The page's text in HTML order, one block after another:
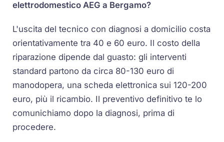
elettrodomestico AEG a Bergamo?
L'uscita del tecnico con diagnosi a domicilio costa
orientativamente tra 40 e 60 euro. Il costo della
riparazione dipende dal guasto: gli interventi
standard partono da circa 80-130 euro di
manodopera, una scheda elettronica sui 120-200
euro, più il ricambio. Il preventivo definitivo te lo
comunichiamo dopo la diagnosi, prima di
procedere.